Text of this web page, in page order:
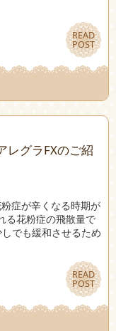
READ
POST
READ
POST
レグラFXのご紹
症が辛くなる時期が
る花粉症の飛散量で
でも緩和させるため
READ
POST
READ
POST